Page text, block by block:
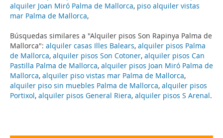
Búsquedas similares a "Alquiler pisos Son Rapinya Palma de
Mallorca": alquiler casas Illes Balears, alquiler pisos Palma
de Mallorca, alquiler pisos Son Cotoner, alquiler pisos Can
Pastilla Palma de Mallorca, alquiler pisos Joan Miró Palma de
Mallorca, alquiler piso vistas mar Palma de Mallorca,
alquiler piso sin muebles Palma de Mallorca, alquiler pisos
Portixol, alquiler pisos General Riera, alquiler pisos S Arenal.
alquiler Joan Miró Palma de Mallorca, piso alquiler vistas
mar Palma de Mallorca,